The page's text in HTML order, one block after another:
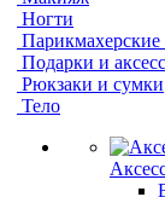
Ногти
Подарки и
Рюкзаки и сумки
Тело